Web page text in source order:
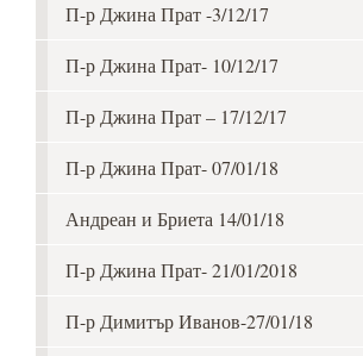
П-р Джина Прат -3/12/17
П-р Джина Прат- 10/12/17
П-р Джина Прат – 17/12/17
П-р Джина Прат- 07/01/18
Андреан и Бриета 14/01/18
П-р Джина Прат- 21/01/2018
П-р Димитър Иванов-27/01/18